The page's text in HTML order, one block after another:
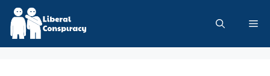
Skip
content